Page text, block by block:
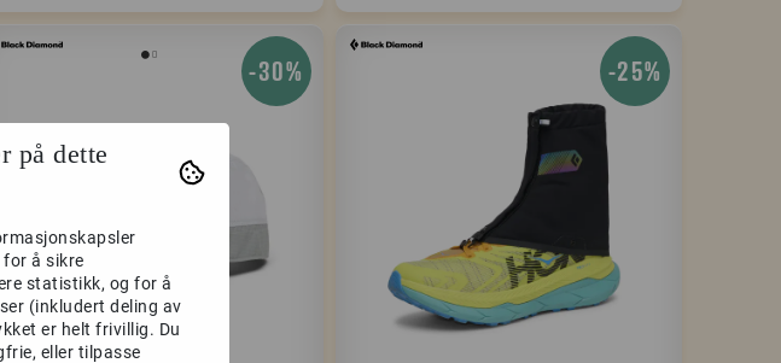
-30% -25%
på dette
å sikre
statistikk, og for å
(inkludert deling av
er helt frivillig. Du
eller tilpasse